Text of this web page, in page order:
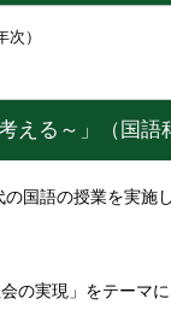
）
る～」（国語
国語の授業を実施し
の実現」をテーマ